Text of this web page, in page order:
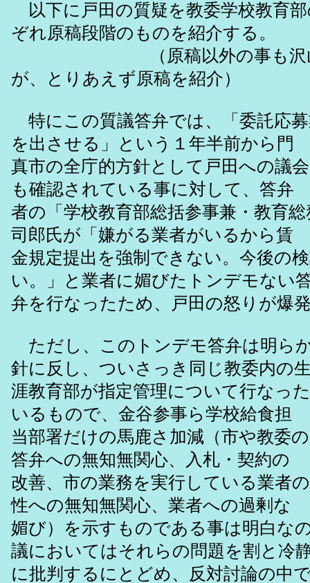
以下に戸田の質疑を教委学校教育
ぞれ原稿段階のものを紹介する。
（原稿以外の事も沢山
が、とりあえず原稿を紹介）
特にこの質議答弁では、「委託応
を出させる」という１年半前から門
真市の全庁的方針として戸田への議
も確認されている事に対して、答弁
者の「学校教育部総括参事兼・教育
司郎氏が「嫌がる業者がいるから賃
金規定提出を強制できない。今後の
い。」と業者に媚びたトンデモない
弁を行なったため、戸田の怒りが爆
ただし、このトンデモ答弁は明ら
針に反し、ついさっき同じ教委内の
涯教育部が指定管理について行なっ
いるもので、金谷参事ら学校給食担
当部署だけの馬鹿さ加減（市や教委
答弁への無知無関心、入札・契約の
改善、市の業務を実行している業者
性への無知無関心、業者への過剰な
媚び）を示すものである事は明白な
議においてはそれらの問題を割と冷
に批判するにとどめ、反対討論の中